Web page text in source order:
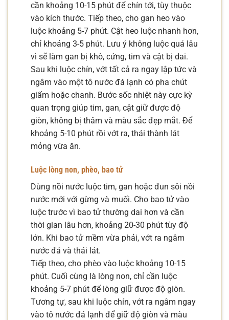
cần khoảng 10-15 phút để chín tới, tùy thuộc
vào kích thước. Tiếp theo, cho gan heo vào
luộc khoảng 5-7 phút. Cật heo luộc nhanh hơn,
chỉ khoảng 3-5 phút. Lưu ý không luộc quá lâu
vì sẽ làm gan bị khô, cứng, tim và cật bị dai.
Sau khi luộc chín, vớt tất cả ra ngay lập tức và
ngâm vào một tô nước đá lạnh có pha chút
giấm hoặc chanh. Bước sốc nhiệt này cực kỳ
quan trọng giúp tim, gan, cật giữ được độ
giòn, không bị thâm và màu sắc đẹp mắt. Để
khoảng 5-10 phút rồi vớt ra, thái thành lát
mỏng vừa ăn.
Luộc lòng non, phèo, bao tử
Dùng nồi nước luộc tim, gan hoặc đun sôi nồi
nước mới với gừng và muối. Cho bao tử vào
luộc trước vì bao tử thường dai hơn và cần
thời gian lâu hơn, khoảng 20-30 phút tùy độ
lớn. Khi bao tử mềm vừa phải, vớt ra ngâm
nước đá và thái lát.
Tiếp theo, cho phèo vào luộc khoảng 10-15
phút. Cuối cùng là lòng non, chỉ cần luộc
khoảng 5-7 phút để lòng giữ được độ giòn.
Tương tự, sau khi luộc chín, vớt ra ngâm ngay
vào tô nước đá lạnh để giữ độ giòn và màu